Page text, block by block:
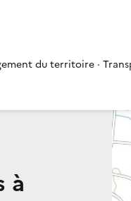
du territoire ·
à